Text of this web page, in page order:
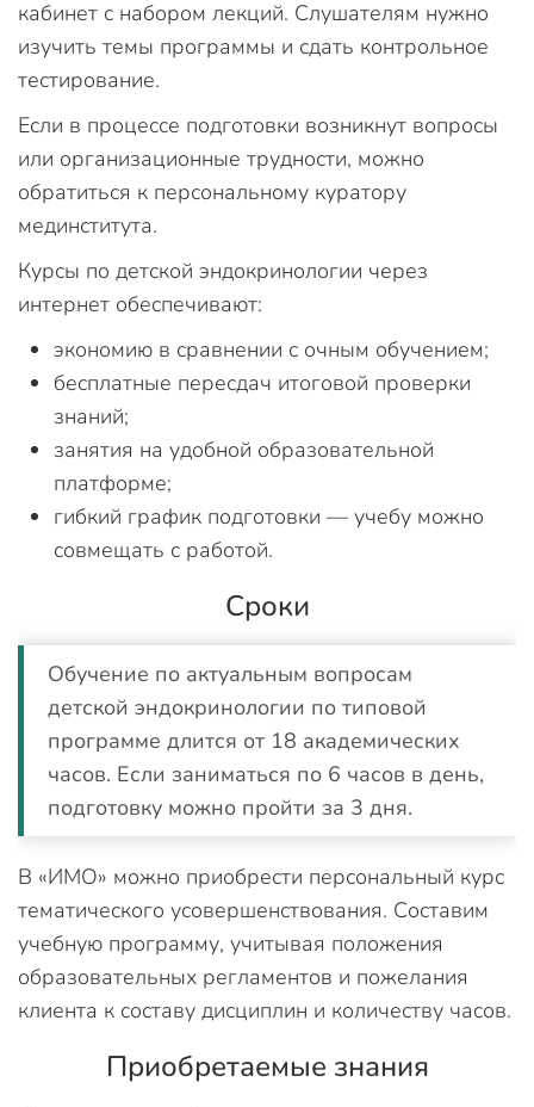
кабинет с набором лекций. Слушателям нужно
изучить темы программы и сдать контрольное
тестирование.
Если в процессе подготовки возникнут вопросы
или организационные трудности, можно
обратиться к персональному куратору
мединститута.
Курсы по детской эндокринологии через
интернет обеспечивают:
экономию в сравнении с очным обучением;
бесплатные пересдач итоговой проверки
знаний;
занятия на удобной образовательной
платформе;
гибкий график подготовки — учебу можно
совмещать с работой.
Сроки
Обучение по актуальным вопросам
детской эндокринологии по типовой
программе длится от 18 академических
часов. Если заниматься по 6 часов в день,
подготовку можно пройти за 3 дня.
В «ИМО» можно приобрести персональный курс
тематического усовершенствования. Составим
учебную программу, учитывая положения
образовательных регламентов и пожелания
клиента к составу дисциплин и количеству часов.
Приобретаемые знания